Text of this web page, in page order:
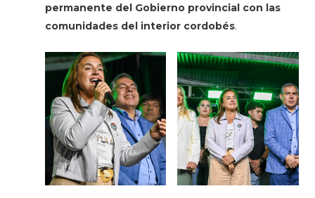
permanente del Gobierno provincial con las
comunidades del interior cordobés.